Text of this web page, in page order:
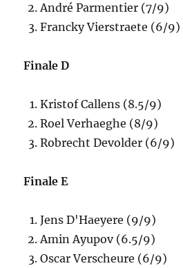
André Parmentier (7/9)
Francky Vierstraete (6/9)
Finale D
Kristof Callens (8.5/9)
Roel Verhaeghe (8/9)
Robrecht Devolder (6/9)
Finale E
Jens D'Haeyere (9/9)
Amin Ayupov (6.5/9)
Oscar Verscheure (6/9)